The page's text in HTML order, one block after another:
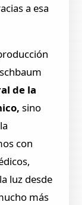
a esa
de la
sino
con
luz desde
más